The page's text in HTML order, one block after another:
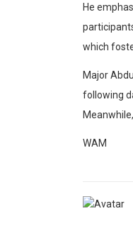
He
which
Major
following
WAM